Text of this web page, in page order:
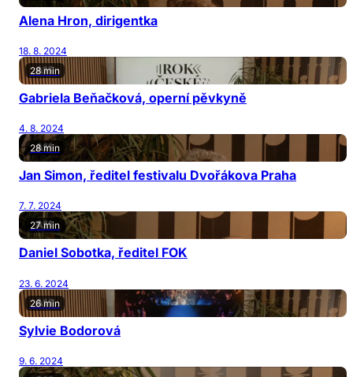
Alena Hron, dirigentka
18. 8. 2024
28 min
Gabriela Beňačková, operní pěvkyně
4. 8. 2024
28 min
Jan Simon, ředitel festivalu Dvořákova Praha
7. 7. 2024
27 min
Daniel Sobotka, ředitel FOK
23. 6. 2024
26 min
Sylvie Bodorová
9. 6. 2024